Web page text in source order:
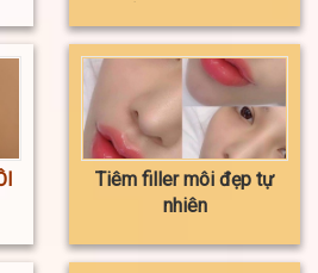
Tiêm filler môi đẹp tự
nhiên